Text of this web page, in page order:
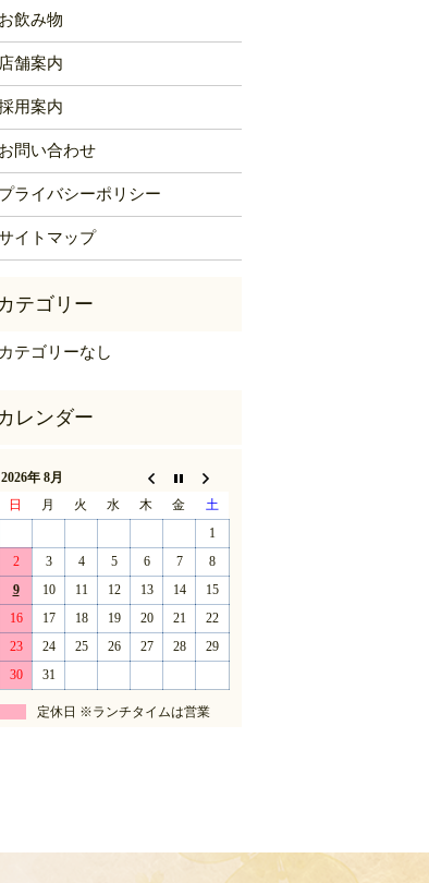
お飲み物
店舗案内
用案内
お問い合わせ
プライバシーポリシー
イトマップ
カテゴリーなし
2026年 8月
日
月 火 水 木 金
土
1
2
3 4 5 6 7
8
9
10 11 12 13 14
15
16
17 18 19 20 21
22
23
24 25 26 27 28
29
30
31
定休日 ※ランチタイムは営業